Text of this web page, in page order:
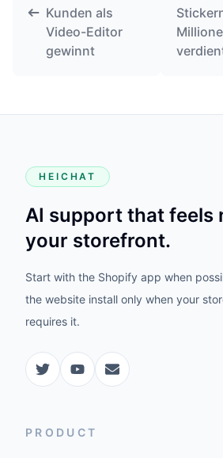
Kunden als
Video-Editor
gewinnt
HEICHAT
AI support that feels
your storefront.
Start with the Shopify app when
the website install only when your
requires it.
PRODUCT